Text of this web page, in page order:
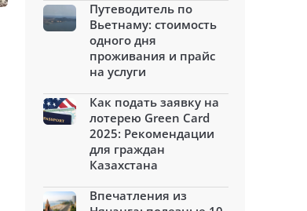
Путеводитель по
Вьетнаму: стоимость
одного дня
проживания и прайс
на услуги
Как подать заявку на
лотерею Green Card
2025: Рекомендации
для граждан
Казахстана
Впечатления из